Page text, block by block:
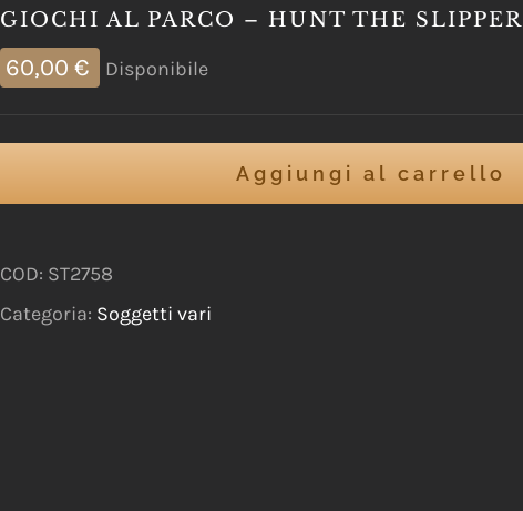
GIOCHI AL PARCO – HUNT THE SLIPPER
60,00 € Disponibile
Aggiungi al carrello
COD: ST2758
Categoria: Soggetti vari